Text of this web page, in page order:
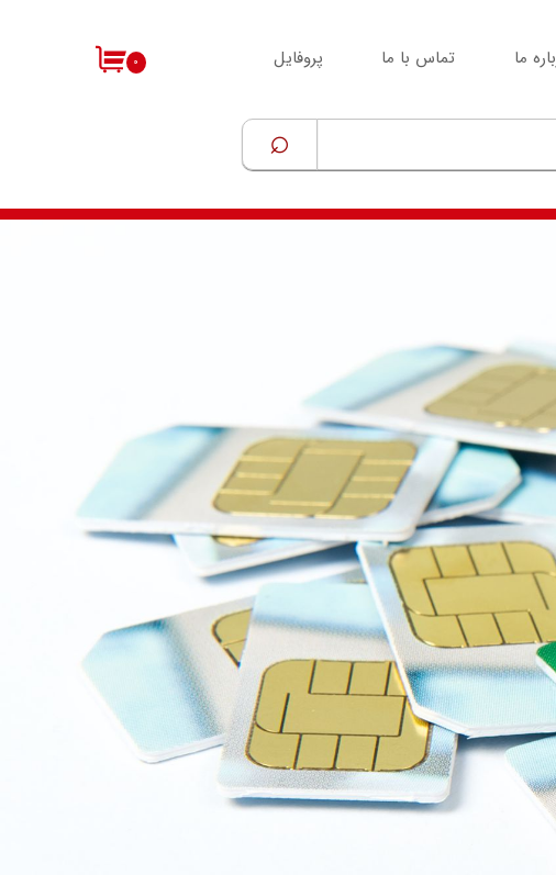
ما تماس با ما پروفایل ۰
⌕